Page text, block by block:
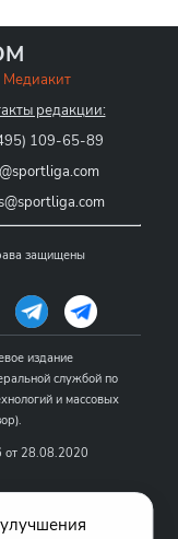
Медиакит
редакции:
109-65-89
защищены
издание
службой по
и массовых
от 28.08.2020
ИП Чамин